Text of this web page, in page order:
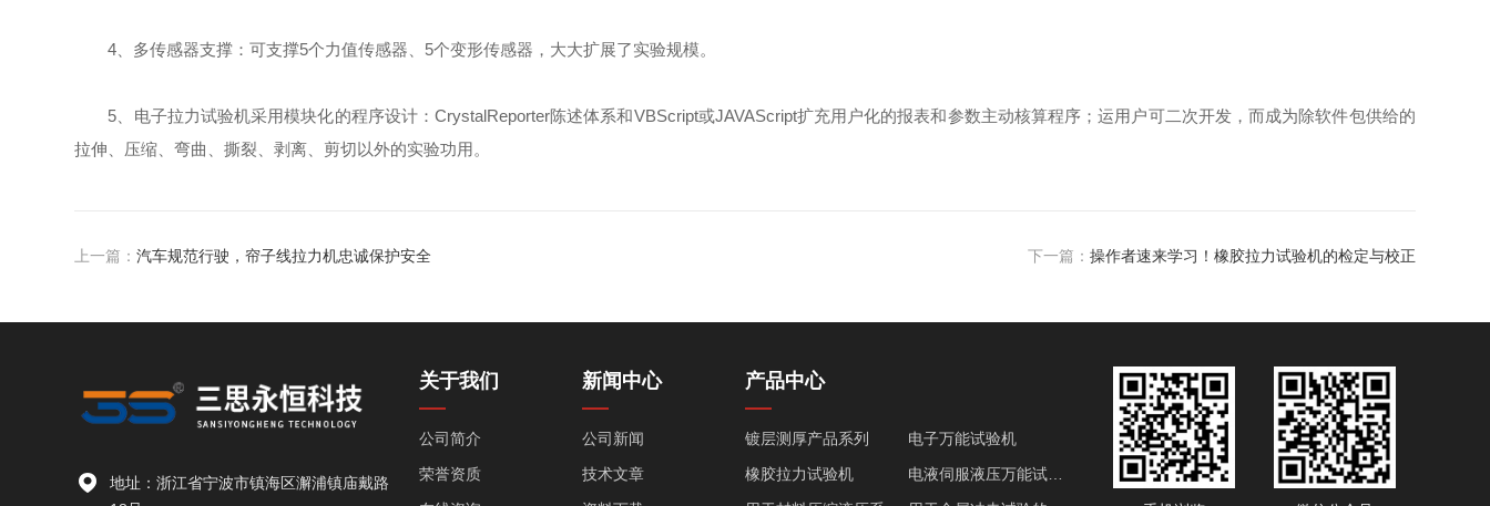
4、多传感器支撑：可支撑5个力值传感器、5个变形传感器，大大扩展了实验规模。
5、电子拉力试验机采用模块化的程序设计：CrystalReporter陈述体系和VBScript或JAVAScript扩充用户化的报表和参数主动核算程序；运用户可二次开发，而成为除软件包供给的
拉伸、压缩、弯曲、撕裂、剥离、剪切以外的实验功用。
上一篇：汽车规范行驶，帘子线拉力机忠诚保护安全 下一篇： 操作者速来学习！橡胶拉力试验机的检定与校正
地址：浙江省宁波市镇海区澥浦镇庙戴路
关于我们
公司简介
荣誉资质
新闻中心
公司新闻
技术文章
产品中心
镀层测厚产品系列
电子万能试验机
橡胶拉力试验机